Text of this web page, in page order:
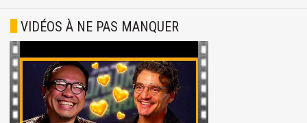
VIDÉOS À NE PAS MANQUER